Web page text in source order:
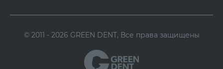
© 2011 - 2026 GREEN DENT, Все права защищены